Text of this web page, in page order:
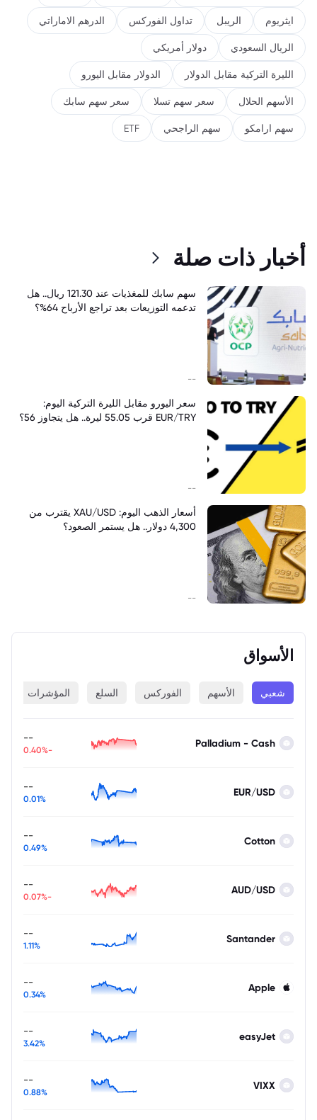
الأسواق
شعبي الأسهم الفوركس السلع المؤشرات
Palladium - Cash
--
-0.40%
EUR/USD
--
0.01%
Cotton
--
0.49%
AUD/USD
--
-0.07%
Santander
--
1.11%
Apple
--
0.34%
easyJet
--
3.42%
VIXX
--
0.88%
ايثريوم الريبل تداول الفوركس الدرهم الاماراتي
الريال السعودي دولار أمريكي
الليرة التركية مقابل الدولار الدولار مقابل اليورو
الأسهم الحلال سعر سهم تسلا سعر سهم سابك
سهم ارامكو سهم الراجحي ETF
أخبار ذات صلة
سهم سابك للمغذيات عند 121.30 ريال.. هل
تدعمه التوزيعات بعد تراجع الأرباح 64%؟
--
سعر اليورو مقابل الليرة التركية اليوم:
EUR/TRY قرب 55.05 ليرة.. هل يتجاوز 56؟
--
أسعار الذهب اليوم: XAU/USD يقترب من
4,300 دولار.. هل يستمر الصعود؟
--